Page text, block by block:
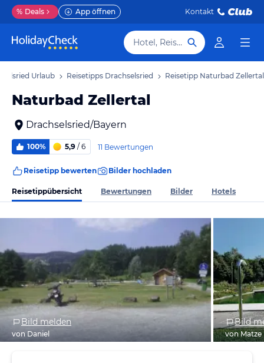
% Deals App öffnen Kontakt
Hotel, Reiseziel
Urlaub Reisetipps Drachselsried Reisetipp Naturbad Zellertal
Naturbad Zellertal
Drachselsried/Bayern
100% 5,9 / 6 11 Bewertungen
Reisetipp bewerten Bilder hochladen
Reisetippübersicht Bewertungen Bilder Hotels
Bild melden
von Daniel
Bild
von Matze